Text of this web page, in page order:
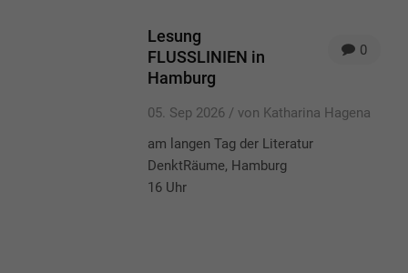
0
Lesung
FLUSSLINIEN in
Hamburg
05. Sep 2026 / von Katharina Hagena
am langen Tag der Literatur
DenktRäume, Hamburg
16 Uhr